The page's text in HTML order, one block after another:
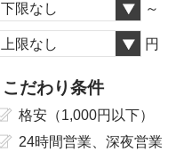
下限なし ～
上限なし 円
こだわり条件
格安（1,000円以下）
24時間営業、深夜営業